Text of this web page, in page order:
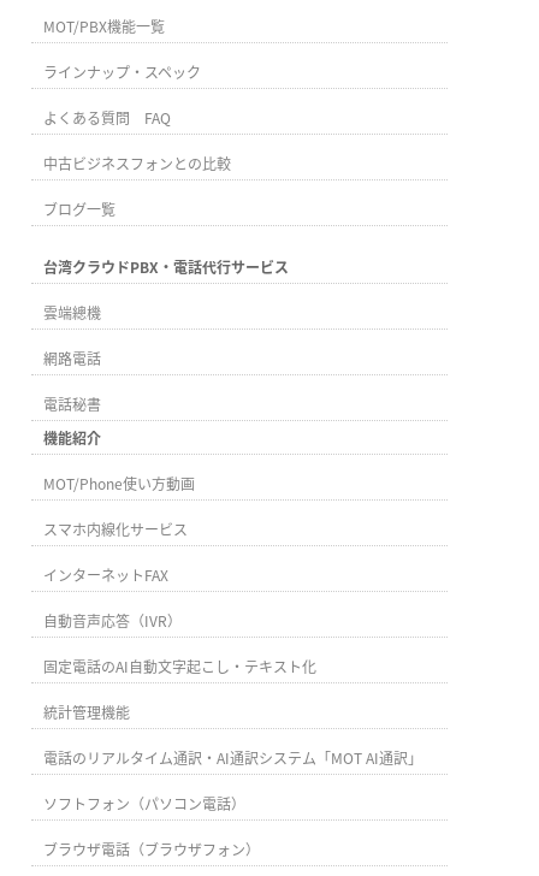
MOT/PBX機能一覧
ラインナップ・スペック
よくある質問 FAQ
中古ビジネスフォンとの比較
ブログ一覧
台湾クラウドPBX・電話代行サービス
雲端總機
網路電話
電話秘書
機能紹介
MOT/Phone使い方動画
スマホ内線化サービス
インターネットFAX
自動音声応答（IVR）
固定電話のAI自動文字起こし・テキスト化
統計管理機能
電話のリアルタイム通訳・AI通訳システム「MOT AI通訳」
ソフトフォン（パソコン電話）
ブラウザ電話（ブラウザフォン）